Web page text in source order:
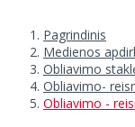
Pagrindinis
Medienos
Obliavimo
Obliavimo-
Obliavimo -